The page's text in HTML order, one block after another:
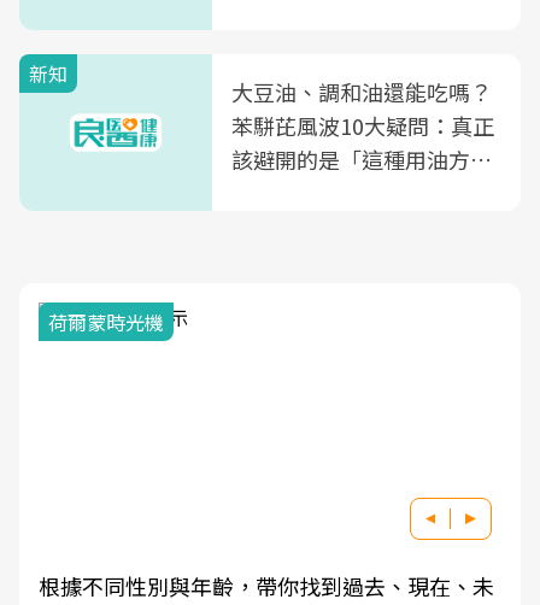
新知
大豆油、調和油還能吃嗎？
苯駢芘風波10大疑問：真正
該避開的是「這種用油方
荷爾蒙時光機
根據不同性別與年齡，帶你找到過去、現在、未